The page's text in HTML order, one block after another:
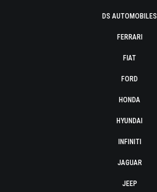
DS AUTOMOBILES
FERRARI
FIAT
FORD
HONDA
HYUNDAI
INFINITI
JAGUAR
JEEP